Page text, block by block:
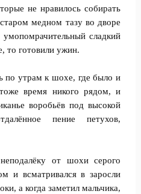
не нравилось собирать
медном тазу во дворе
сладкий
то готовили ужин.
по утрам к шохе, где было и
время никого рядом, и
воробьёв под высокой
пение петухов,
от шохи серого
и всматривался в заросли
а когда заметил мальчика,